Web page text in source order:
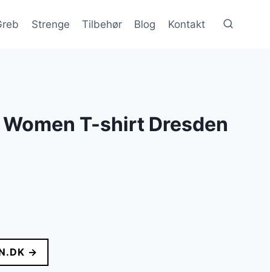
Strenge Tilbehør Blog Kontakt
T-shirt Dresden
→